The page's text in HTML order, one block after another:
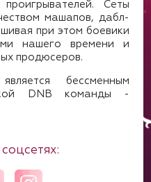
Сеты
машапов, дабл-
при этом боевики
нашего времени и
продюсеров.
бессменным
DNB команды -